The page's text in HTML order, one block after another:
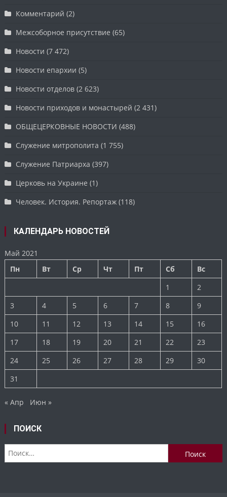
Комментарий (2)
Межсоборное присутствие (65)
Новости (7 472)
Новости епархии (5)
Новости отделов (2 623)
Новости приходов и монастырей (2 431)
ОБЩЕЦЕРКОВНЫЕ НОВОСТИ (488)
Служение митрополита (1 755)
Служение Патриарха (397)
Церковь на Украине (1)
Человек. История. Репортаж (118)
КАЛЕНДАРЬ НОВОСТЕЙ
Май 2021
Пн
Вт Ср Чт Пт Сб
Вс
1
2
3
4 5 6 7 8
9
10
11 12 13 14 15
16
17
18 19 20 21 22
23
24
25 26 27 28 29
30
31
« Апр Июн »
ПОИСК
Найти: